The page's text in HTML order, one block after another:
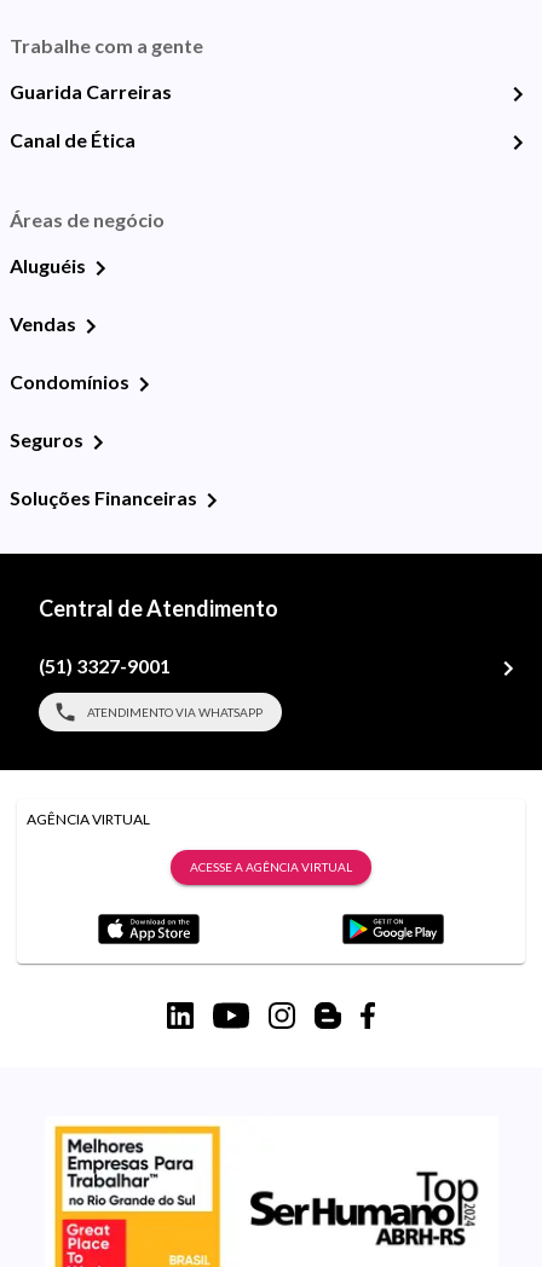
Trabalhe com a gente
Guarida Carreiras
Canal de Ética
Áreas de negócio
Aluguéis
Vendas
Condomínios
Seguros
Soluções Financeiras
Central de Atendimento
(51) 3327-9001
ATENDIMENTO VIA WHATSAPP
AGÊNCIA VIRTUAL
ACESSE A AGÊNCIA VIRTUAL